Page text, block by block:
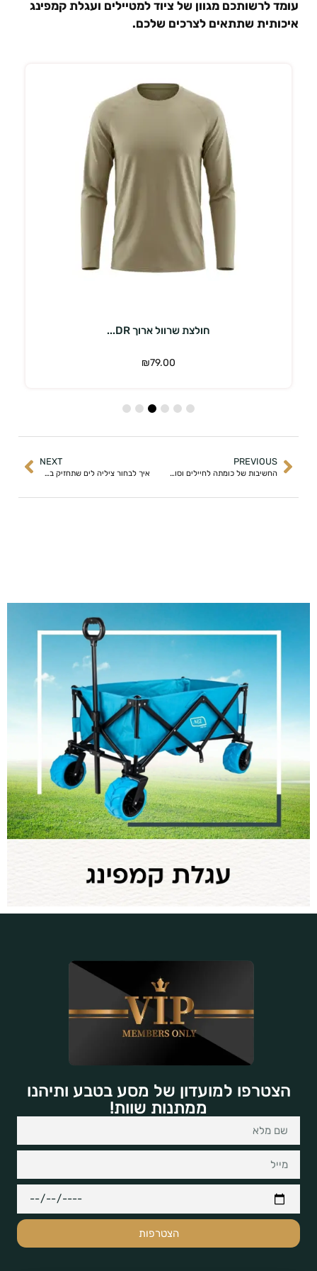
לרשותכם מגוון של ציוד למטיילים ועגלת קמפינג
שתתאים לצרכים שלכם.
חולצת שרוול ארוך DR...
₪79.00
PREVIOUS
החשיבות של כומתה לחיילים וסוגי כומתות שכדאי להכיר
NEXT
איך לבחור ציליה לים שתחזיק בחום של ישראל
הצטרפו למועדון של מסע בטבע ותיהנו
ממתנות שוות!
הצטרפות